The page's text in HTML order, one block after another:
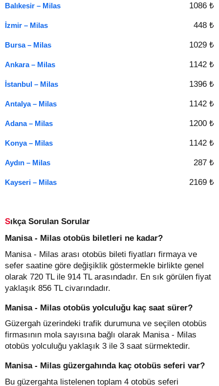
Balıkesir – Milas 1086 ₺
İzmir – Milas 448 ₺
Bursa – Milas 1029 ₺
Ankara – Milas 1142 ₺
İstanbul – Milas 1396 ₺
Antalya – Milas 1142 ₺
Adana – Milas 1200 ₺
Konya – Milas 1142 ₺
Aydın – Milas 287 ₺
Kayseri – Milas 2169 ₺
Sıkça Sorulan Sorular
Manisa - Milas otobüs biletleri ne kadar?
Manisa - Milas arası otobüs bileti fiyatları firmaya ve
sefer saatine göre değişiklik göstermekle birlikte genel
olarak 720 TL ile 914 TL arasındadır. En sık görülen fiyat
yaklaşık 856 TL civarındadır.
Manisa - Milas otobüs yolculuğu kaç saat sürer?
Güzergah üzerindeki trafik durumuna ve seçilen otobüs
firmasının mola sayısına bağlı olarak Manisa - Milas
otobüs yolculuğu yaklaşık 3 ile 3 saat sürmektedir.
Manisa - Milas güzergahında kaç otobüs seferi var?
Bu güzergahta listelenen toplam 4 otobüs seferi